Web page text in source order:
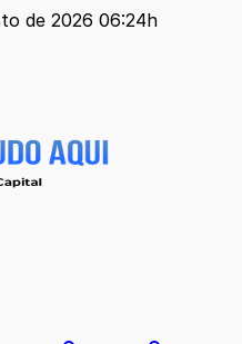
de 2026 06:24h